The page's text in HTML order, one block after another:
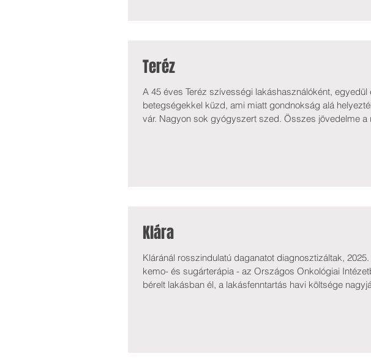
Teréz
A 45 éves Teréz szívességi lakáshasználóként,
betegségekkel küzd, ami miatt gondnokság alá
vár. Nagyon sok gyógyszert szed. Összes jövedelme a
Klára
Kláránál rosszindulatú daganatot diagnosztizáltak,
kemo- és sugárterápia - az Országos Onkológiai
bérelt lakásban él, a lakásfenntartás havi költsége